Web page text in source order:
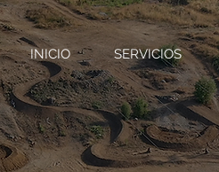
INICIO SERVICIOS